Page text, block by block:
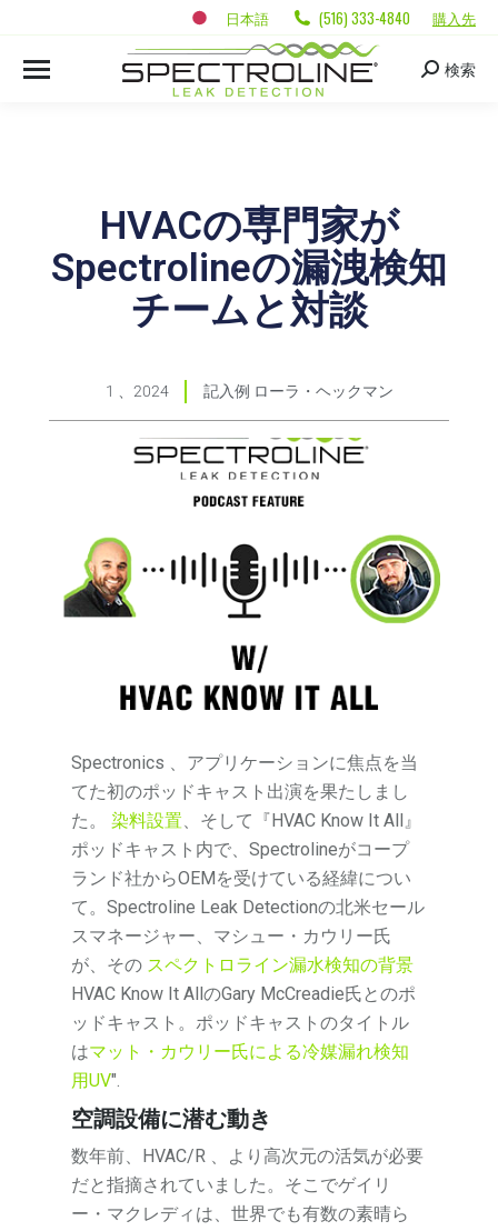
日本語 (516) 333-4840 購入先
検索
HVACの専門家が
Spectrolineの漏洩検知
チームと対談
1 、2024 記入例 ローラ・ヘックマン
Spectronics 、アプリケーションに焦点を当
てた初のポッドキャスト出演を果たしまし
た。染料設置、そして『HVAC Know It All』
ポッドキャスト内で、Spectrolineがコープ
ランド社からOEMを受けている経緯につい
て。Spectroline Leak Detectionの北米セール
スマネージャー、マシュー・カウリー氏
が、その スペクトロライン漏水検知の背景
HVAC Know It AllのGary McCreadie氏とのポ
ッドキャスト。ポッドキャストのタイトル
はマット・カウリー氏による冷媒漏れ検知
用UV".
空調設備に潜む動き
数年前、HVAC/R 、より高次元の活気が必要
だと指摘されていました。そこでゲイリ
ー・マクレディは、世界でも有数の素晴ら